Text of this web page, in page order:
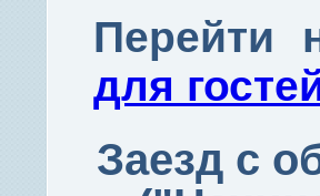
Перейти
для
Заезд с